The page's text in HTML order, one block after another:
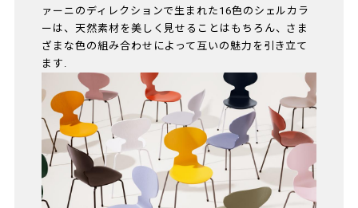
ァーニのディレクションで生まれた16色のシェルカラ
ーは、天然素材を美しく見せることはもちろん、さま
ざまな色の組み合わせによって互いの魅力を引き立て
ます.